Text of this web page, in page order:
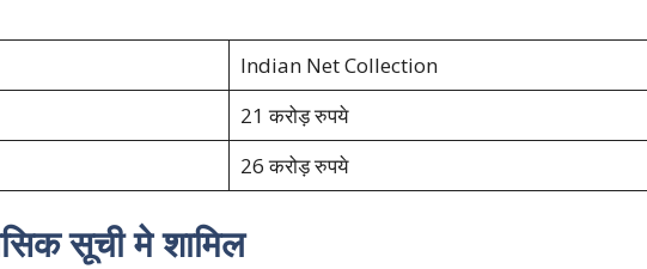
Indian Net Collection
21 करोड़ रुपये
26 करोड़ रुपये
सूची मे शामिल